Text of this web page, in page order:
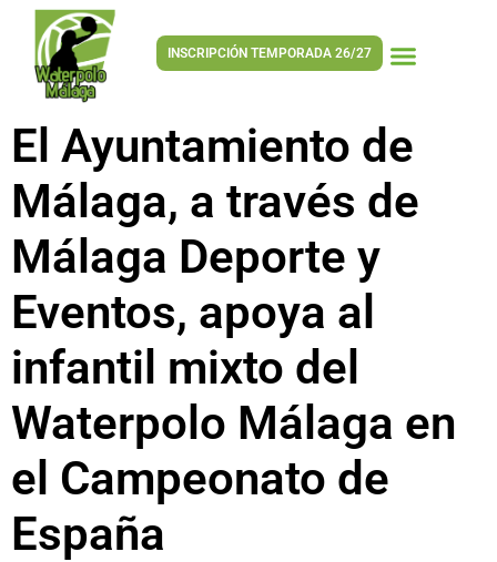
INSCRIPCIÓN TEMPORADA 26/27
El Ayuntamiento de
Málaga, a través de
Málaga Deporte y
Eventos, apoya al
infantil mixto del
Waterpolo Málaga en
el Campeonato de
España